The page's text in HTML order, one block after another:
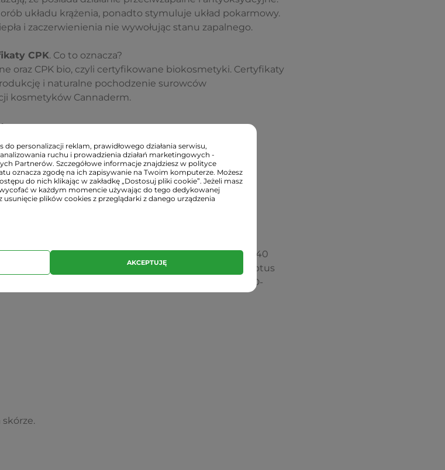
układu krążenia, ponadto stymuluje układ pokarmowy.
i zaczerwienienia nie wywołując stanu zapalnego.
CPK. Co to oznacza?
oraz CPK bio, czyli certyfikowane biokosmetyki. Certyfikaty
i naturalne pochodzenie surowców
kosmetyków Cannaderm.
i barwników,
oleje mineralne),
Oil, Aesculus Hippocastanum Seed Extract, PEG-40
Vanillyl Butyl Ether, Carbomer, Camphor, Eucalyptus
Frutescens Resin, Helianthus Annuus Seed Oil, D-
personalizacji reklam, prawidłowego działania serwisu,
ruchu i prowadzienia działań marketingowych -
Partnerów. Szczegółowe informacje znajdziesz w polityce
oznacza zgodę na ich zapisywanie na Twoim komputerze. Możesz
do nich klikając w zakładkę „Dostosuj pliki cookie”. Jeżeli masz
w każdym momencie używając do tego dedykowanej
plików cookies z przeglądarki z danego urządzenia
AKCEPTUJĘ